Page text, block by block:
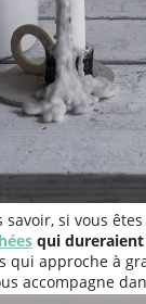
savoir, si vous
qui dureraient
qui approche à
accompagne